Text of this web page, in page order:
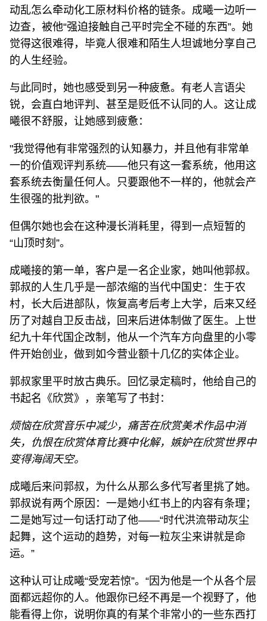
动乱怎么牵动化工原材料价格的链条。成曦一边听一
边查，被他“强迫接触自己平时完全不碰的东西”。她
觉得这很难得，毕竟人很难和陌生人坦诚地分享自己
的人生经验。
与此同时，她也感受到另一种疲惫。有老人言语尖
锐，会直白地评判、甚至是贬低不认同的人。这让成
曦很不舒服，让她感到疲惫：
"我觉得他有非常强烈的认知暴力，并且他有非常单
一的价值观评判系统——他只有这一套系统，他用这
套系统去衡量任何人。只要跟他不一样的，他就会产
生很强的批判欲。"
但偶尔她也会在这种漫长消耗里，得到一点短暂的
“山顶时刻”。
成曦接的第一单，客户是一名企业家，她叫他郭叔。
郭叔的人生几乎是一部浓缩的当代中国史：生于农
村，长大后进部队，恢复高考后考上大学，后来又经
历了对越自卫反击战，回来后进体制做了医生。上世
纪九十年代国企改制，他从一个汽车方向盘里的小零
件开始创业，做到如今营业额十几亿的实体企业。
郭叔家里平时放古典乐。回忆录定稿时，他给自己的
书起名《欣赏》，亲笔写了书封：
烦恼在欣赏音乐中减少，痛苦在欣赏美术作品中消
失，仇恨在欣赏体育比赛中化解，嫉妒在欣赏世界中
变得海阔天空。
成曦后来问郭叔，为什么从那么多代写者里挑了她。
郭叔说有两个原因：一是她小红书上的内容有条理；
二是她写过一句话打动了他——“时代洪流带动灰尘
起舞，这个运动的趋势，对每一粒灰尘来讲就是命
运。”
这种认可让成曦“受宠若惊”。“因为他是一个从各个层
面都远超你的人。他跟你已经不再是一个视野了，他
能看得上你，说明你真的有某个非常小的一些东西打